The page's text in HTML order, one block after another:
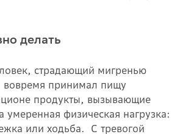
делать
страдающий мигренью
вовремя принимал пищу
продукты, вызывающие
умеренная физическая нагрузка:
или ходьба. С тревогой